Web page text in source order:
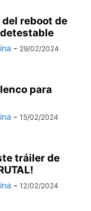
reboot de
- 29/02/2024
para
- 15/02/2024
tráiler de
- 12/02/2024